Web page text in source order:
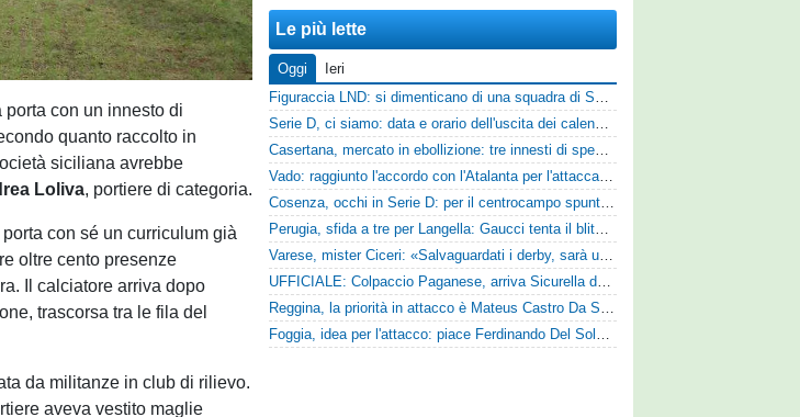
con un innesto di
quanto raccolto in
siciliana avrebbe
Loliva, portiere di categoria.
con sé un curriculum già
oltre cento presenze
Il calciatore arriva dopo
trascorsa tra le fila del
da militanze in club di rilievo.
aveva vestito maglie
Le più lette
Oggi
Ieri
Figuraccia LND: si dimenticano di una squadra di Serie D, è da rifare il programma Coppa Italia
Serie D, ci siamo: data e orario dell'uscita dei calendari ufficiali
Casertana, mercato in ebollizione: tre innesti di spessore per lo scacchiere di Vinicio Espinal
Vado: raggiunto l'accordo con l'Atalanta per l'attaccante Frederick Samuel Ndongue
Cosenza, occhi in Serie D: per il centrocampo spunta anche Gerardo Di Gilio
Perugia, sfida a tre per Langella: Gaucci tenta il blitz per il centrocampista del Cosenza
Varese, mister Ciceri: «Salvaguardati i derby, sarà un campionato avvincente»
UFFICIALE: Colpaccio Paganese, arriva Sicurella dalla Scafatese
Reggina, la priorità in attacco è Mateus Castro Da Silva: ore decisive per la fumata bianca
Foggia, idea per l'attacco: piace Ferdinando Del Sole dell'Ascoli